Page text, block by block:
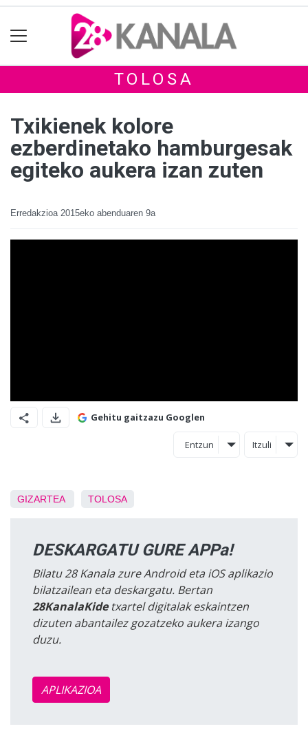
TOLOSA
Txikienek kolore
ezberdinetako hamburgesak
egiteko aukera izan zuten
Erredakzioa 2015eko abenduaren 9a
Gehitu gaitzazu Googlen
Entzun Itzuli
GIZARTEA TOLOSA
DESKARGATU GURE APPa!
Bilatu 28 Kanala zure Android eta iOS aplikazio
bilatzailean eta deskargatu. Bertan
28KanalaKidetxartel digitalak eskaintzen
dizuten abantailez gozatzeko aukera izango
duzu.
APLIKAZIOA